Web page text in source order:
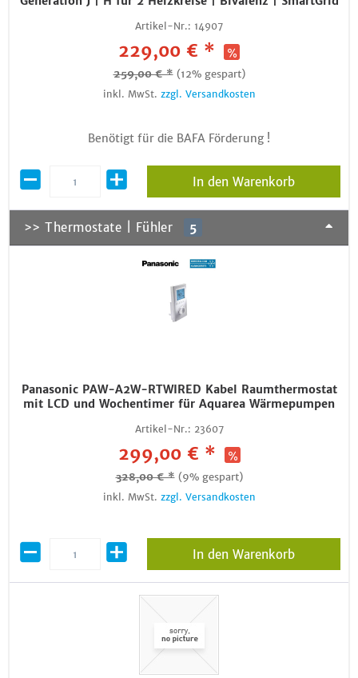
Artikel-Nr.: 14907
229,00 € *
259,00 € * (12% gespart)
inkl. MwSt. zzgl. Versandkosten
Benötigt für die BAFA Förderung !
In den Warenkorb
>> Thermostate | Fühler 5
Panasonic PAW-A2W-RTWIRED Kabel Raumthermostat
mit LCD und Wochentimer für Aquarea Wärmepumpen
Artikel-Nr.: 23607
299,00 € *
328,00 € * (9% gespart)
inkl. MwSt. zzgl. Versandkosten
In den Warenkorb